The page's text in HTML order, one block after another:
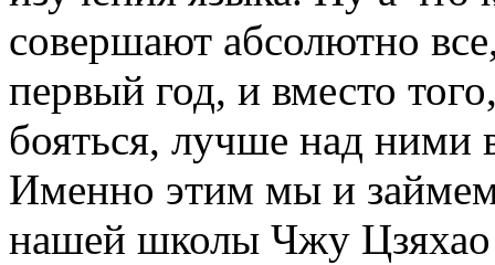
совершают абсолютно
первый год, и вместо
бояться, лучше над ними
Именно этим мы и
нашей школы Чжу